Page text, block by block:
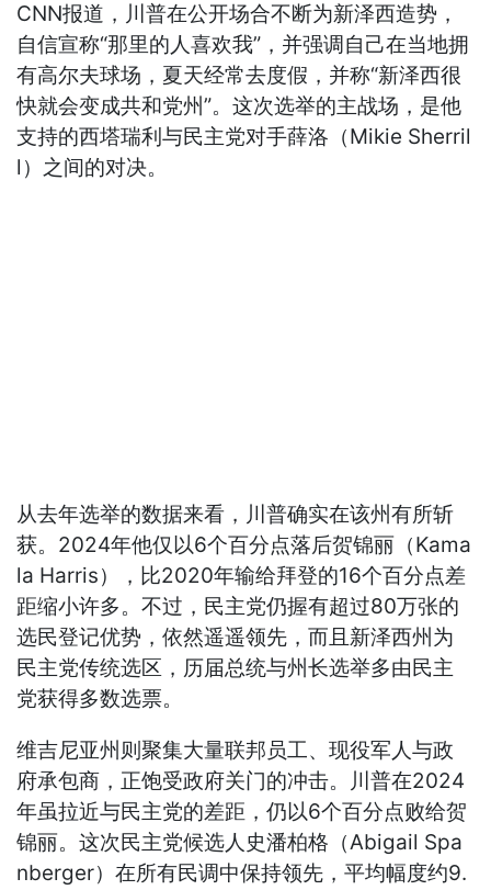
CNN报道，川普在公开场合不断为新泽西造势，
自信宣称“那里的人喜欢我”，并强调自己在当地拥
有高尔夫球场，夏天经常去度假，并称“新泽西很
快就会变成共和党州”。这次选举的主战场，是他
支持的西塔瑞利与民主党对手薛洛（Mikie Sherril
l）之间的对决。
从去年选举的数据来看，川普确实在该州有所斩
获。2024年他仅以6个百分点落后贺锦丽（Kama
la Harris），比2020年输给拜登的16个百分点差
距缩小许多。不过，民主党仍握有超过80万张的
选民登记优势，依然遥遥领先，而且新泽西州为
民主党传统选区，历届总统与州长选举多由民主
党获得多数选票。
维吉尼亚州则聚集大量联邦员工、现役军人与政
府承包商，正饱受政府关门的冲击。川普在2024
年虽拉近与民主党的差距，仍以6个百分点败给贺
锦丽。这次民主党候选人史潘柏格（Abigail Spa
nberger）在所有民调中保持领先，平均幅度约9.